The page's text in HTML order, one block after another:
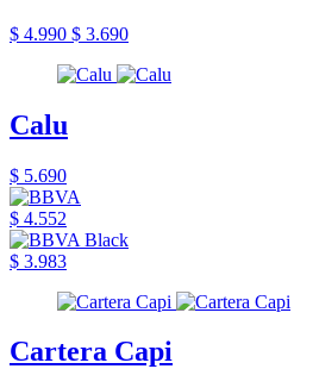
$ 4.990 $ 3.690
Calu
$ 5.690
$ 4.552
$ 3.983
Cartera Capi